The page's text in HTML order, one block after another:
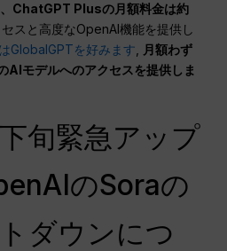
ChatGPT Plusの月額料金は約
スと高度なOpenAI機能を提供し
GlobalGPTを好みます
月額わず
モデルへのアクセスを提供しま
旬緊急アップ
のSoraの
ダウンにつ